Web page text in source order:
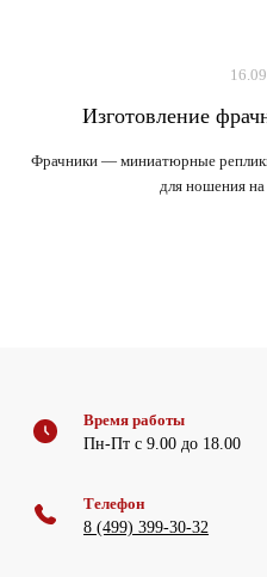
Изготовление
Фрачники — миниатюрные
для ношения на
Время работы
Пн-Пт с 9.00 до 18.00
Телефон
8 (499) 399-30-32